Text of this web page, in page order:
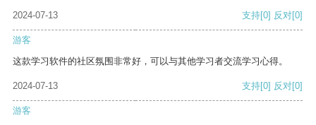
2024-07-13 支持[0] 反对[0]
游客
这款学习软件的社区氛围非常好，可以与其他学习者交流学习心得。
2024-07-13 支持[0] 反对[0]
游客